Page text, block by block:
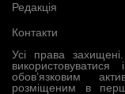
Усі права
обов’язковим
розміщеним в
Редакція
Контакти